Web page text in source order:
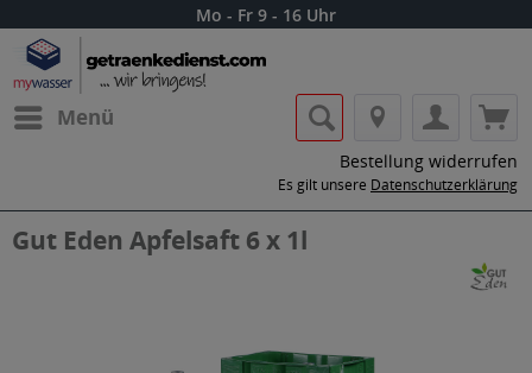
Mo - Fr 9 - 16 Uhr
Menü
Bestellung widerrufen
Es gilt unsere Datenschutzerklärung
Gut Eden Apfelsaft 6 x 1l